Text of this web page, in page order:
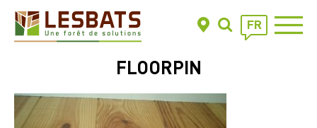
FR
FLOORPIN